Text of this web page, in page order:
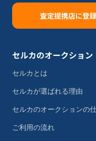
査定提携店に登
セルカのオークション
セルカとは
セルカが選ばれる理由
セルカのオークションの
ご利用の流れ